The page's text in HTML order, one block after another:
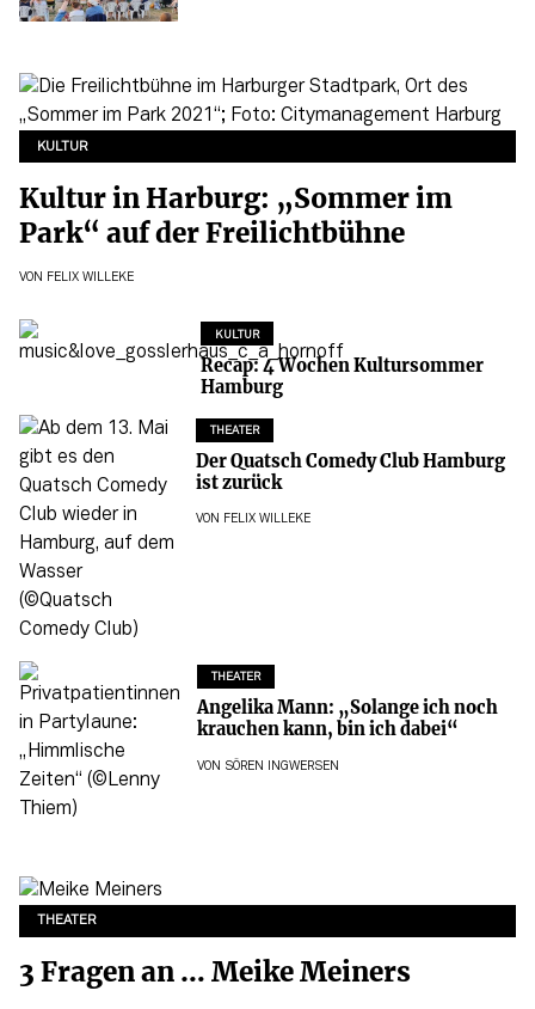
KULTUR
Kultur in Harburg: „Sommer im
Park“ auf der Freilichtbühne
VON FELIX WILLEKE
KULTUR
Recap: 4 Wochen Kultursommer
Hamburg
THEATER
Der Quatsch Comedy Club Hamburg
ist zurück
VON FELIX WILLEKE
THEATER
Angelika Mann: „Solange ich noch
krauchen kann, bin ich dabei“
VON SÖREN INGWERSEN
THEATER
3 Fragen an … Meike Meiners